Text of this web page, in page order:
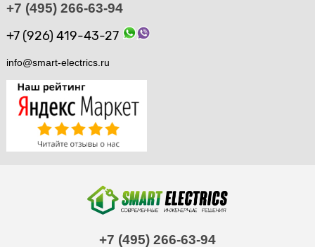
+7 (495) 266-63-94
+7 (926) 419-43-27
info@smart-electrics.ru
+7 (495) 266-63-94